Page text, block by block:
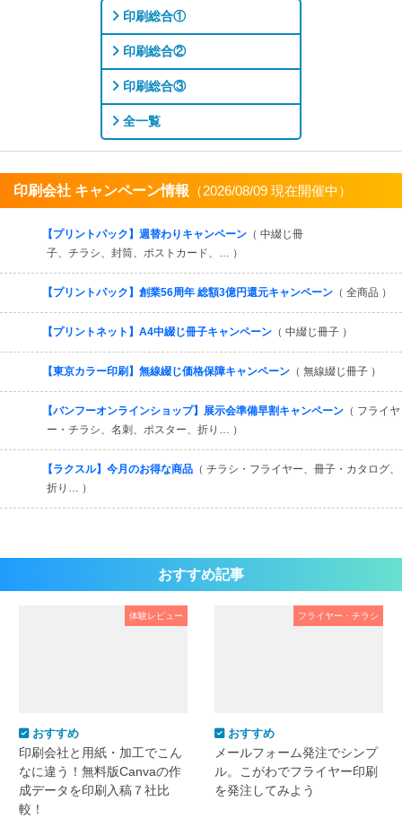
印刷総合①
印刷総合②
印刷総合③
全一覧
印刷会社 キャンペーン情報 （2026/08/09 現在開催中）
【プリントパック】週替わりキャンペーン （ 中綴じ冊
子、チラシ、封筒、ポストカード、… ）
【プリントパック】創業56周年 総額3億円還元キャンペーン （ 全商品 ）
【プリントネット】A4中綴じ冊子キャンペーン （ 中綴じ冊子 ）
【東京カラー印刷】無線綴じ価格保障キャンペーン （ 無線綴じ冊子 ）
【バンフーオンラインショップ】展示会準備早割キャンペーン （ フライヤ
ー・チラシ、名刺、ポスター、折り… ）
【ラクスル】今月のお得な商品 （ チラシ・フライヤー、冊子・カタログ、
折り… ）
おすすめ記事
体験レビュー
おすすめ
印刷会社と用紙・加工でこん
なに違う！無料版Canvaの作
成データを印刷入稿７社比
較！
フライヤー・チラシ
おすすめ
メールフォーム発注でシンプ
ル。こがわでフライヤー印刷
を発注してみよう